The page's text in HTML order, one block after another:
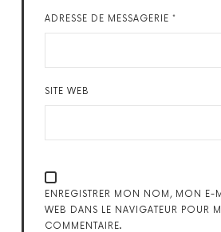
ADRESSE DE MESSAGERIE *
SITE WEB
ENREGISTRER MON NOM, MON E-
WEB DANS LE NAVIGATEUR POUR
COMMENTAIRE.